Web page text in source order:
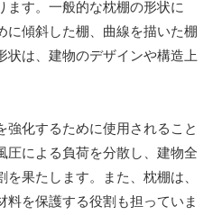
ます。一般的な枕棚の形状に
に傾斜した棚、曲線を描いた棚
状は、建物のデザインや構造上
強化するために使用されること
圧による負荷を分散し、建物全
果たします。また、枕棚は、
料を保護する役割も担っていま